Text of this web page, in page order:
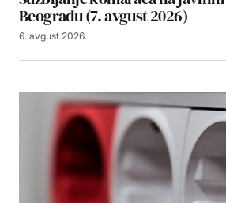
Beogradu (7. avgust 2026)
6. avgust 2026.